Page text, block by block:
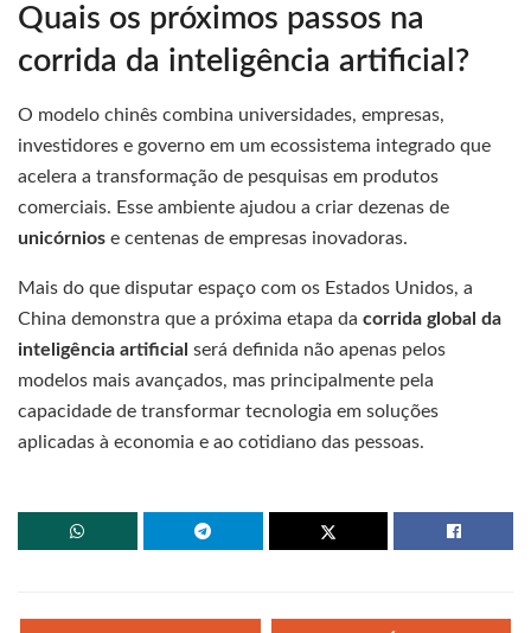
Quais os próximos passos na
corrida da inteligência artificial?
O modelo chinês combina universidades, empresas,
investidores e governo em um ecossistema integrado que
acelera a transformação de pesquisas em produtos
comerciais. Esse ambiente ajudou a criar dezenas de
unicórnios e centenas de empresas inovadoras.
Mais do que disputar espaço com os Estados Unidos, a
China demonstra que a próxima etapa da corrida global da
inteligência artificial será definida não apenas pelos
modelos mais avançados, mas principalmente pela
capacidade de transformar tecnologia em soluções
aplicadas à economia e ao cotidiano das pessoas.